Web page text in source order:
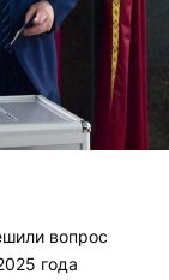
вопрос
года